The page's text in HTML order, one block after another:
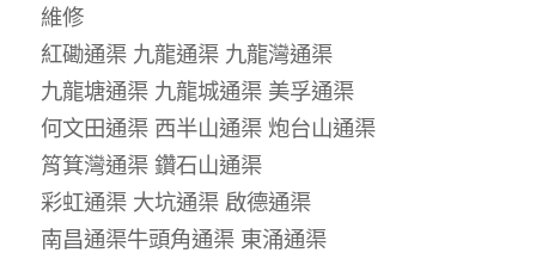
維修
紅磡通渠 九龍通渠 九龍灣通渠
九龍塘通渠 九龍城通渠 美孚通渠
何文田通渠 西半山通渠 炮台山通渠
筲箕灣通渠 鑽石山通渠
彩虹通渠 大坑通渠 啟德通渠
南昌通渠牛頭角通渠 東涌通渠